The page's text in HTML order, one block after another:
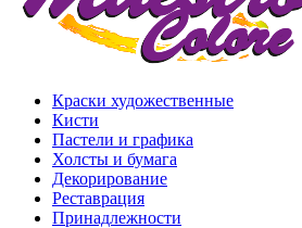
Краски художественные
Кисти
Пастели и графика
Холсты и бумага
Декорирование
Реставрация
Принадлежности